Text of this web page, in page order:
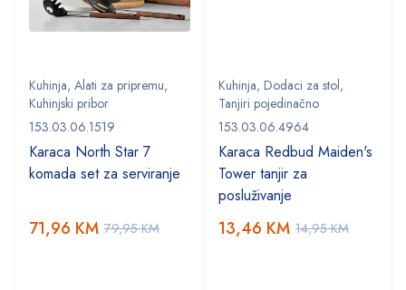
Kuhinja, Alati za pripremu,
Kuhinjski pribor
153.03.06.1519
Karaca North Star 7
komada set za serviranje
79,95KM
71,96 KM
Kuhinja, Dodaci za stol,
Tanjiri pojedinačno
153.03.06.4964
Karaca Redbud Maiden's
Tower tanjir za
posluživanje
14,95KM
13,46 KM